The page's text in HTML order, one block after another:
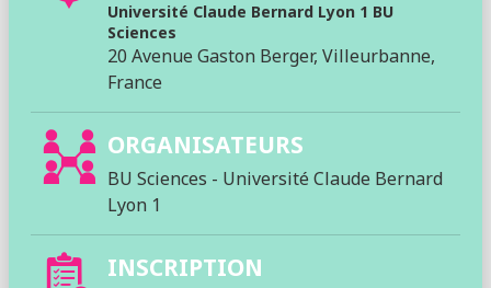
Université Claude Bernard Lyon 1 BU
Sciences
20 Avenue Gaston Berger, Villeurbanne,
France
ORGANISATEURS
BU Sciences - Université Claude Bernard
Lyon 1
INSCRIPTION